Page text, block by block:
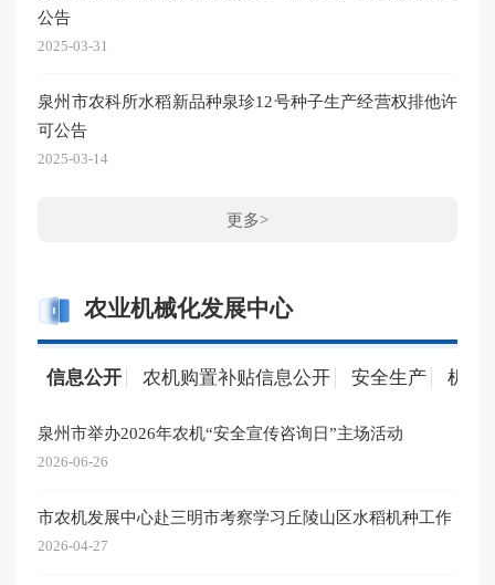
公告
2025-03-31
泉州市农科所水稻新品种泉珍12号种子生产经营权排他许
可公告
2025-03-14
更多>
农业机械化发展中心
信息公开 农机购置补贴信息公开 安全生产 机关
泉州市举办2026年农机“安全宣传咨询日”主场活动
2026-06-26
市农机发展中心赴三明市考察学习丘陵山区水稻机种工作
2026-04-27